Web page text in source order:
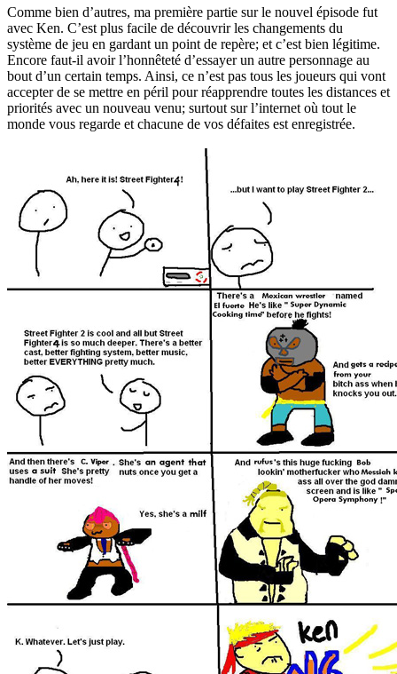
Comme bien d’autres, ma première partie sur le nouvel épisode fut
avec Ken. C’est plus facile de découvrir les changements du
système de jeu en gardant un point de repère; et c’est bien légitime.
Encore faut-il avoir l’honnêteté d’essayer un autre personnage au
bout d’un certain temps. Ainsi, ce n’est pas tous les joueurs qui vont
accepter de se mettre en péril pour réapprendre toutes les distances et
priorités avec un nouveau venu; surtout sur l’internet où tout le
monde vous regarde et chacune de vos défaites est enregistrée.